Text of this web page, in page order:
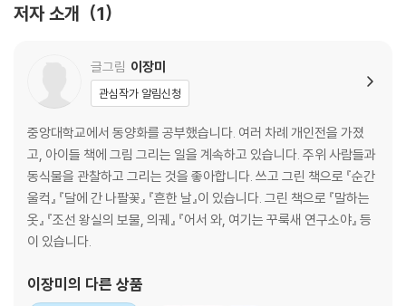
저자 소개 1
글그림 이장미
관심작가 알림신청
중앙대학교에서 동양화를 공부했습니다. 여러 차례 개인전을 가졌
고, 아이들 책에 그림 그리는 일을 계속하고 있습니다. 주위 사람들과
동식물을 관찰하고 그리는 것을 좋아합니다. 쓰고 그린 책으로 『순간
울컥』 『달에 간 나팔꽃』 『흔한 날』이 있습니다. 그린 책으로 『말하는
옷』 『조선 왕실의 보물, 의궤』 『어서 와, 여기는 꾸룩새 연구소야』 등
이 있습니다.
이장미의 다른 상품